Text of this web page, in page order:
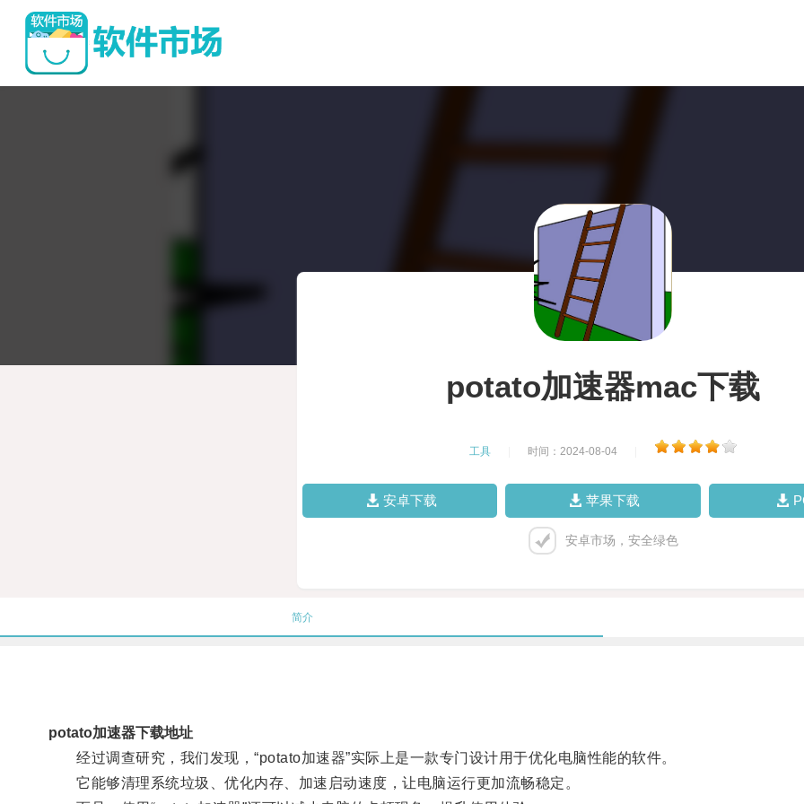
potato加速器mac下载
工具 时间：2024-08-04
安卓下载 苹果下载
安卓市场，安全绿色
简介
potato加速器下载地址
经过调查研究，我们发现，“potato加速器”实际上是一款专门设计用于优化电脑性能的软件。
它能够清理系统垃圾、优化内存、加速启动速度，让电脑运行更加流畅稳定。